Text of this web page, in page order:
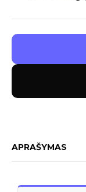
APRAŠYMAS